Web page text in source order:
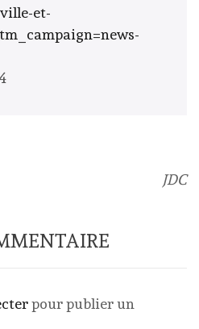
et-
JDC
pour publier un